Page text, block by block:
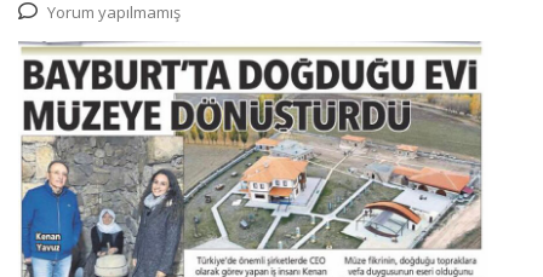
Yorum yapılmamış